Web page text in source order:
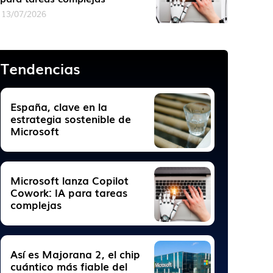
13/07/2026
Tendencias
España, clave en la
estrategia sostenible de
Microsoft
Microsoft lanza Copilot
Cowork: IA para tareas
complejas
Así es Majorana 2, el chip
cuántico más fiable del